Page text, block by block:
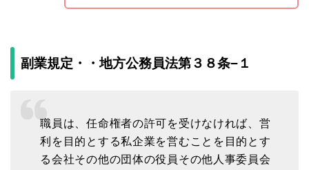
副業規定・・地方公務員法第３８条−１
職員は、任命権者の許可を受けなければ、営
利を目的とする私企業を営むことを目的とす
る会社その他の団体の役員その他人事委員会